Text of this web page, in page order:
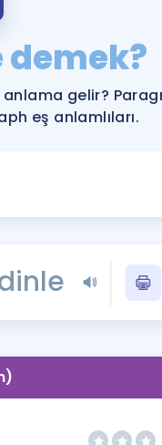
YDS ve YÖKDİL
YDS ve YÖKDİL'e
Tüm ÖSYM
YDS - YÖKDİL
İngilizce
demek?
gelir?
eş anlamlıları.